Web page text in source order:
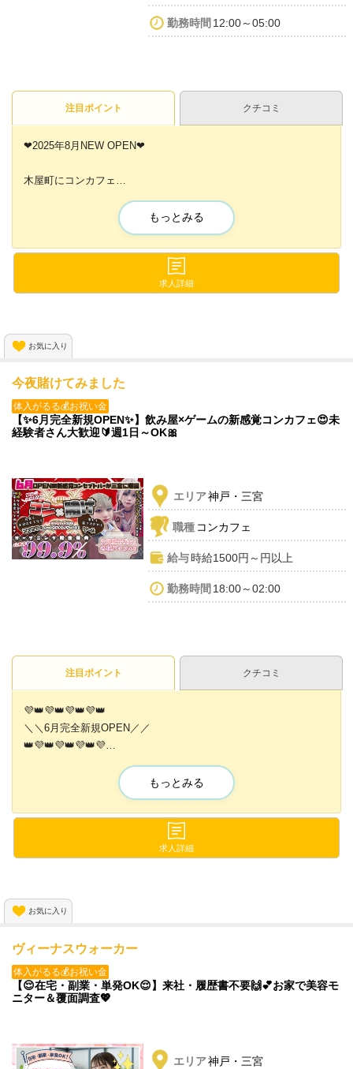
勤務時間 12:00～05:00
注目ポイント クチコミ
❤2025年8月NEW OPEN❤
木屋町にコンカフェ
新規メンバーを大募集中です❣
入店お祝い金10万円をお渡ししてますよ❣
ご応募お待ちしております❤
もっとみる
求人詳細
お気に入り
今夜賭けてみました
体入がるる💰お祝い金
【✨6月完全新規OPEN✨】飲み屋×ゲームの新感覚コンカフェ😍未
経験者さん大歓迎🔰週1日～OK🎀
エリア神戸・三宮
職種 コンカフェ
給与時給1500円～円以上
勤務時間 18:00～02:00
注目ポイント クチコミ
💜👑💜👑💜👑💜👑
＼＼6月完全新規OPEN／／
👑💜👑💜👑💜👑💜
飲み屋×ゲームの新感覚コンセプトバーで
スリリングを感じながら楽しく働きませんか🔥
《週1日～》《1日2時間～》OKなので
興味がある方は
詳細ページをチェックしてみてください✨
もっとみる
求人詳細
お気に入り
ヴィーナスウォーカー
体入がるる💰お祝い金
【😌在宅・副業・単発OK😌】来社・履歴書不要🙌💕お家で美容モ
ニター＆覆面調査💖
エリア神戸・三宮